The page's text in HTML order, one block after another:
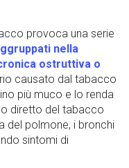
provoca una serie
nella
ostruttiva o
causato dal tabacco
più muco e lo renda
diretto del tabacco
del polmone, i bronchi
sintomi di